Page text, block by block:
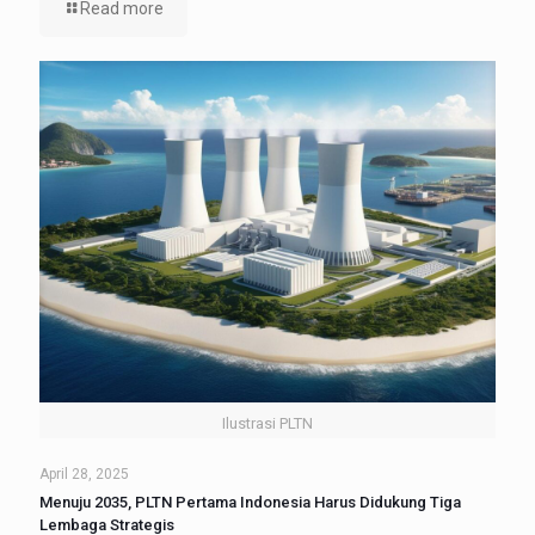
Read more
Ilustrasi PLTN
April 28, 2025
Menuju 2035, PLTN Pertama Indonesia Harus Didukung Tiga
Lembaga Strategis